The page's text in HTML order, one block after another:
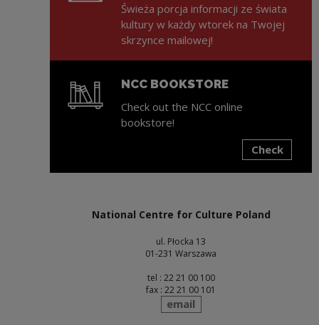
Świeża porcja informacji ze świata
kultury w każdy wtorek na Twojej
skrzynce mailowej!
NCC BOOKSTORE
Check out the NCC online
bookstore!
Check
National Centre for Culture Poland
ul. Płocka 13
01-231 Warszawa
tel : 22 21 00 100
fax : 22 21 00 101
send
email